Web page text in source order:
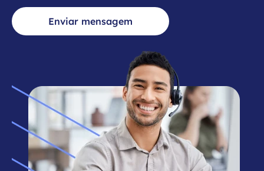
Enviar mensagem